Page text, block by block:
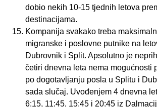
dobio nekih 10-15 tjednih letova
destinacijama.
Kompanija svakako treba
migranske i poslovne putnike na
Dubrovnik i Split. Apsolutno je
četiri dnevna leta nema mogućnosti
po dogotavljanju posla u Splitu i
sada slučaj. Uvođenjem 4 dnevna
6:15, 11:45, 15:45 i 20:45 iz